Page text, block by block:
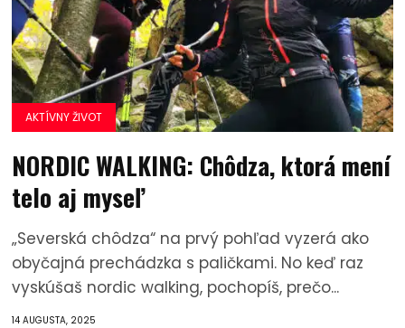
AKTÍVNY ŽIVOT
NORDIC WALKING: Chôdza, ktorá mení
telo aj myseľ
„Severská chôdza“ na prvý pohľad vyzerá ako
obyčajná prechádzka s paličkami. No keď raz
vyskúšaš nordic walking, pochopíš, prečo...
14 AUGUSTA, 2025